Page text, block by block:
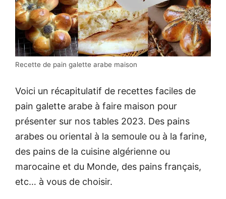
Recette de pain galette arabe maison
Voici un récapitulatif de recettes faciles de
pain galette arabe à faire maison pour
présenter sur nos tables 2023. Des pains
arabes ou oriental à la semoule ou à la farine,
des pains de la cuisine algérienne ou
marocaine et du Monde, des pains français,
etc… à vous de choisir.